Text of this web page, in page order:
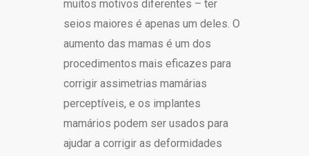
muitos motivos diferentes – ter
seios maiores é apenas um deles. O
aumento das mamas é um dos
procedimentos mais eficazes para
corrigir assimetrias mamárias
perceptíveis, e os implantes
mamários podem ser usados para
ajudar a corrigir as deformidades